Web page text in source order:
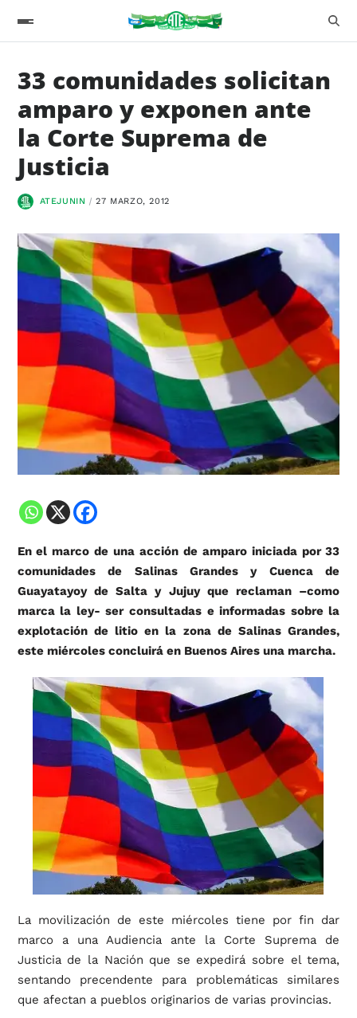
33 comunidades solicitan
amparo y exponen ante
la Corte Suprema de
Justicia
ATEJUNIN 27 MARZO, 2012
En el marco de una acción de amparo iniciada por 33
comunidades de Salinas Grandes y Cuenca de
Guayatayoy de Salta y Jujuy que reclaman –como
marca la ley- ser consultadas e informadas sobre la
explotación de litio en la zona de Salinas Grandes,
este miércoles concluirá en Buenos Aires una marcha.
La movilización de este miércoles tiene por fin dar
marco a una Audiencia ante la Corte Suprema de
Justicia de la Nación que se expedirá sobre el tema,
sentando precendente para problemáticas similares
que afectan a pueblos originarios de varias provincias.